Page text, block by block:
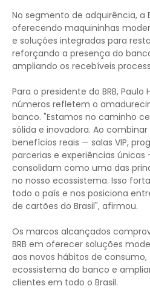
No segmento de adquirência, a
oferecendo maquininhas
e soluções integradas para
reforçando a presença do
ampliando os recebíveis
Para o presidente do BRB, Paulo
números refletem o
banco. "Estamos no caminho
sólida e inovadora. Ao
benefícios reais — salas VIP,
parcerias e experiências únicas
consolidam como uma das
no nosso ecossistema. Isso
todo o país e nos posiciona
de cartões do Brasil", afirmou.
Os marcos alcançados
BRB em oferecer soluções
aos novos hábitos de
ecossistema do banco e
clientes em todo o Brasil.